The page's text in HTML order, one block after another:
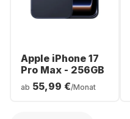
Apple iPhone 17
Pro Max - 256GB
ab 55,99 €/Monat